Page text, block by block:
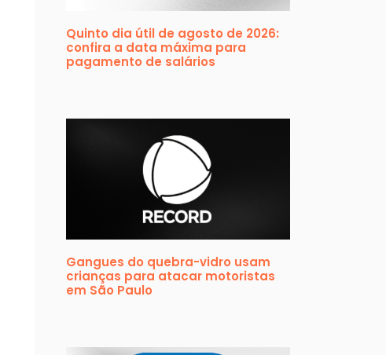
Quinto dia útil de agosto de 2026:
confira a data máxima para
pagamento de salários
Gangues do quebra-vidro usam
crianças para atacar motoristas
em São Paulo